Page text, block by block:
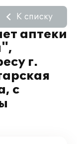
аптеки
г.
с
К списку